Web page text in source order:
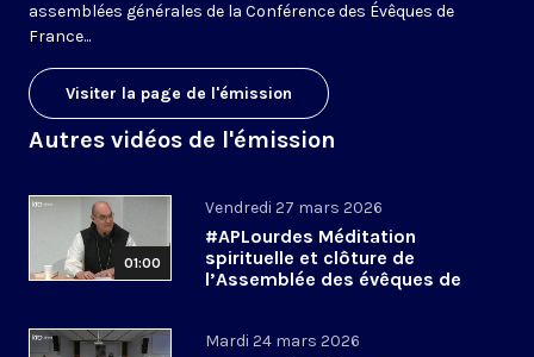
assemblées générales de la Conférence des Évêques de
France...
Visiter la page de l'émission
Autres vidéos de l'émission
01:00
Vendredi 27 mars 2026
#APLourdes Méditation
spirituelle et clôture de
l’Assemblée des évêques de
Mardi 24 mars 2026